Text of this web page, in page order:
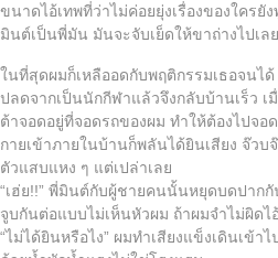
ขนาดไอ้เทพที่ว่าไม่ค่อยยุ่งเรื่องของใครยั
มินต์เป็นพี่มัน มันจะจับเย็ดให้ขาถ่างไปเ
ในที่สุดผมก็เหลืออดกับพฤติกรรมเธอจนไ
ปลดจากเป็นนักกีฬาแล้วจึงกลับบ้านเร็ว เ
ต้าจอดอยู่ที่จอดรถของผม ทำให้ต้องไปจอ
กายเข้าภายในบ้านก็พลันได้ยินเสียง จ๊วบ
ตัวแสบแหง ๆ แต่เปล่าเลย
“เฮ่ย!!” พี่มินต์กับผู้ชายคนนั้นหยุดบดปาก
จูบกันต่อแบบไม่เห็นหัวผม ถ้าผมจำไม่ผิด
“ไม่ได้ยินหรือไง” ผมทำเสียงแข็งเดินเข้